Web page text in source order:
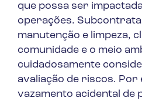
que possa ser
operações.
manutenção e limpeza,
comunidade e o meio
cuidadosamente
avaliação de riscos. Por
vazamento acidental de